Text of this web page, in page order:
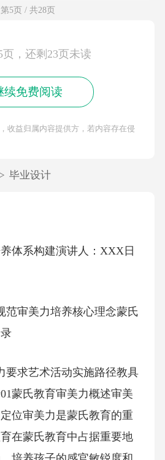
第5页 / 共28页
页，还剩23页未读
续免费阅读
收益归属内容提供方，若内容存在侵
> 毕业设计
体系构建演讲人：XXX日
范审美力培养核心理念蒙氏
要求艺术活动实施路径教具
蒙氏教育审美力概述审美
位审美力是蒙氏教育的重
在蒙氏教育中占据重要地